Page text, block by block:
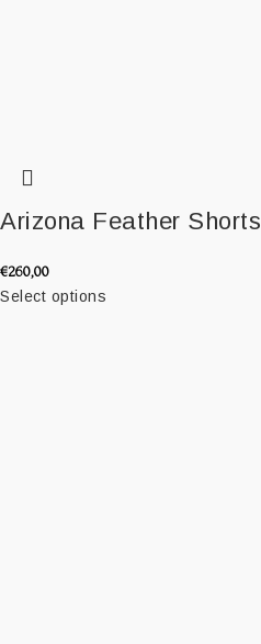
Arizona Feather Shorts
€260,00
Select options